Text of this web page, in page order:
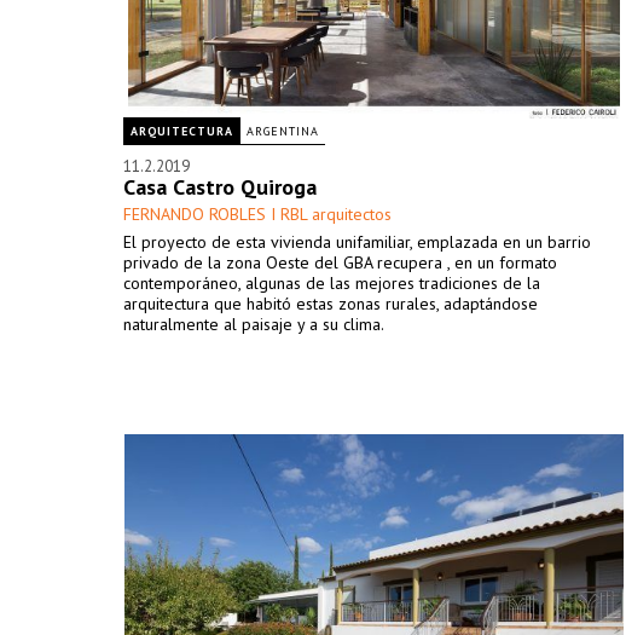
ARQUITECTURA ARGENTINA
11.2.2019
Casa Castro Quiroga
FERNANDO ROBLES I RBL arquitectos
El proyecto de esta vivienda unifamiliar, emplazada en un barrio
privado de la zona Oeste del GBA recupera , en un formato
contemporáneo, algunas de las mejores tradiciones de la
arquitectura que habitó estas zonas rurales, adaptándose
naturalmente al paisaje y a su clima.